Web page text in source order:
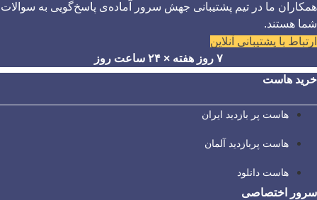
همکاران ما در تیم پشتیبانی جهش سرور آماده‌ی پاسخ‌گویی به سوالات
شما هستند.
ارتباط با پشتیبانی آنلاین
۷ روز هفته × ۲۴ ساعت روز
خرید هاست
هاست پر بازدید ایران
هاست پربازدید آلمان
هاست دانلود
سرور اختصاصی